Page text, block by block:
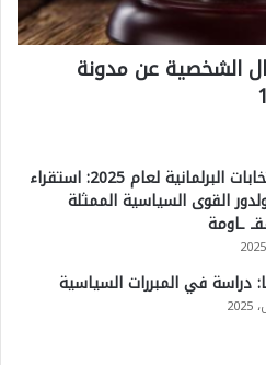
الشخصية عن مدونة
خارطة الانتخابات البرلمانية لعام 2025: استقراء
القوى السياسية الممثلة
ـاومة
دراسة في المبررات السياسية